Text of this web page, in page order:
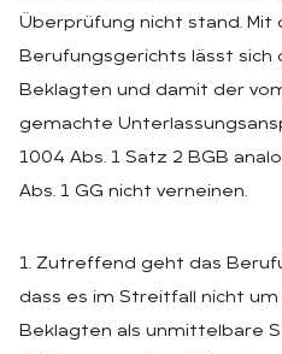
Überprüfung nicht stand. Mit
Berufungsgerichts lässt
Beklagten und damit der
gemachte
1004 Abs. 1 Satz 2 BGB
Abs. 1 GG nicht verneinen.
1. Zutreffend geht das
dass es im Streitfall nicht
Beklagten als unmittelbare